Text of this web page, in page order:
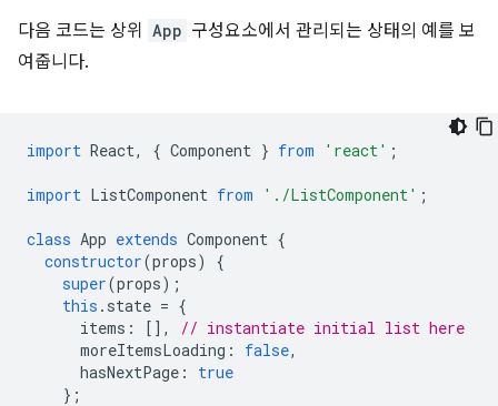
다음 코드는 상위 App 구성요소에서 관리되는 상태의 예를 보
여줍니다.
import React, { Component } from 'react' ;
import ListComponent from './ListComponent' ;
class App extends Component {
constructor(props)
{
super(props);
this . state = {
items : [],
// instantiate initial list here
moreItemsLoading : false,
hasNextPage :
true
};